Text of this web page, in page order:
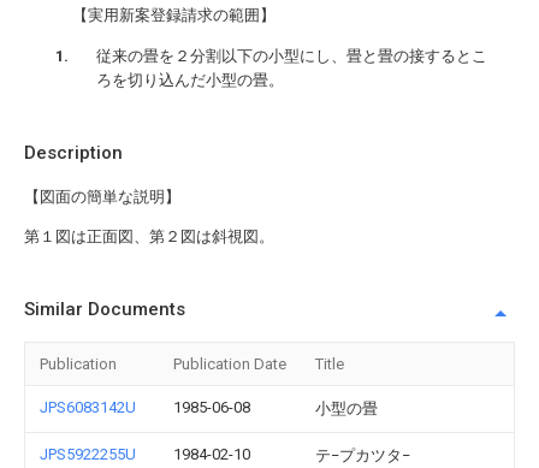
Description
【図面の簡単な説明】
第１図は正面図、第２図は斜視図。
【実用新案登録請求の範囲】
従来の畳を２分割以下の小型にし、畳と畳の接するとこ
ろを切り込んだ小型の畳。
Similar Documents
Publication Publication Date Title
JPS6083142U 1985-06-08 小型の畳
JPS5922255U 1984-02-10 テ−プカツタ−